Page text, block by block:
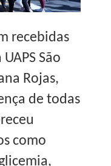
recebidas
São
Rojas,
de todas
como